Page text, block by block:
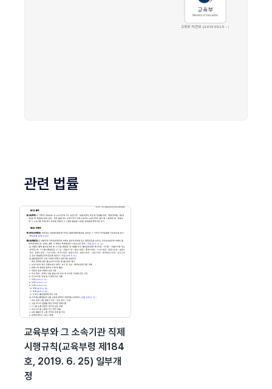
관련 법률
교육부와 그 소속기관 직제
시행규칙(교육부령 제184
호, 2019. 6. 25) 일부개
정